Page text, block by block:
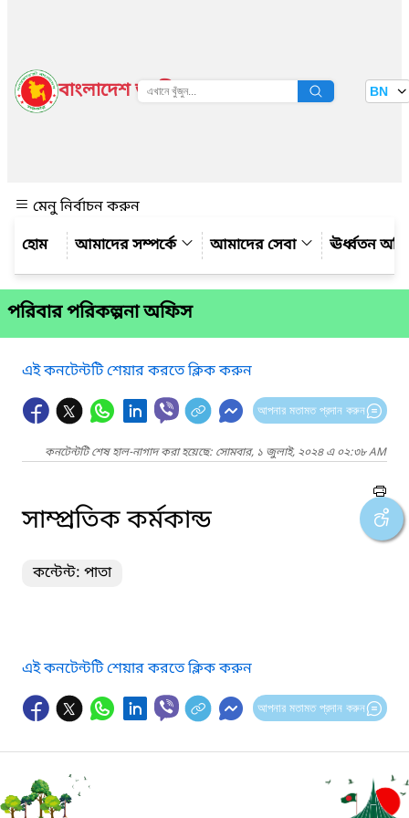
বাংলাদেশ জাতীয় তথ্য বাতায়ন BN
মেনু নির্বাচন করুন
আমাদের সম্পর্কে
আমাদের সেবা ঊর্ধ্বতন
পরিবার পরিকল্পনা অফিস
এই কনটেন্টটি শেয়ার করতে ক্লিক করুন
আপনার মতামত প্রদান করুন
কনটেন্টটি শেষ হাল-নাগাদ করা হয়েছে: সোমবার, ১ জুলাই, ২০২৪ এ ০২:৩৮ AM
সাম্প্রতিক কর্মকান্ড
কন্টেন্ট: পাতা
এই কনটেন্টটি শেয়ার করতে ক্লিক করুন
আপনার মতামত প্রদান করুন